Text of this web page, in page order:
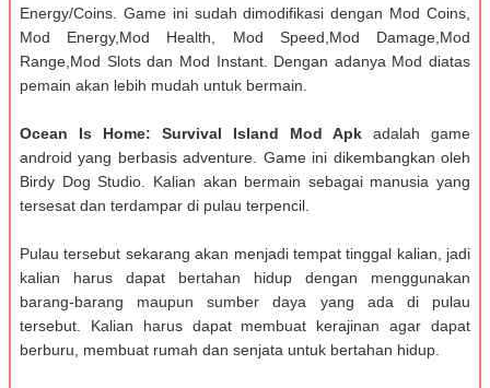
Energy/Coins. Game ini sudah dimodifikasi dengan Mod Coins,
Mod Energy,Mod Health, Mod Speed,Mod Damage,Mod
Range,Mod Slots dan Mod Instant. Dengan adanya Mod diatas
pemain akan lebih mudah untuk bermain.
Ocean Is Home: Survival Island Моd Apk adalah game
android yang berbasis adventure. Game ini dikembangkan oleh
Birdy Dog Studio. Kalian akan bermain sebagai manusia yang
tersesat dan terdampar di pulau terpencil.
Pulau tersebut sekarang akan menjadi tempat tinggal kalian, jadi
kalian harus dapat bertahan hidup dengan menggunakan
barang-barang maupun sumber daya yang ada di pulau
tersebut. Kalian harus dapat membuat kerajinan agar dapat
berburu, membuat rumah dan senjata untuk bertahan hidup.